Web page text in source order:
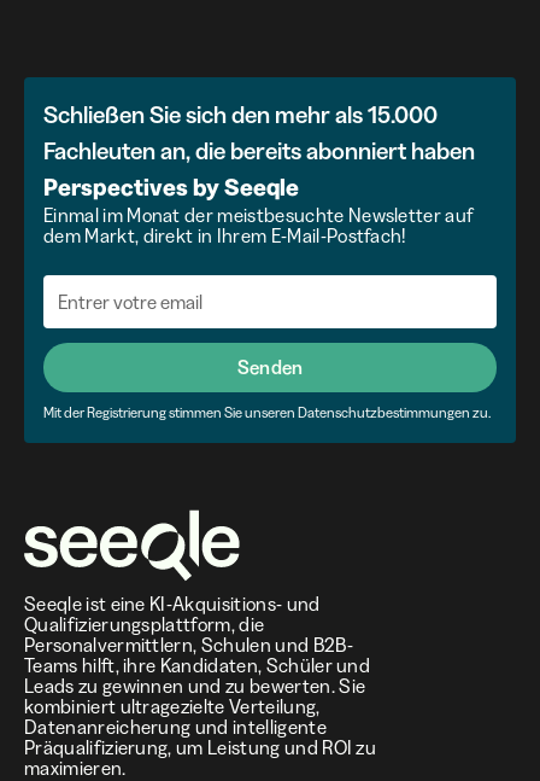
Schließen Sie sich den mehr als 15.000
Fachleuten an, die bereits abonniert haben
PerspectivesbySeeqle
Einmal im Monat der meistbesuchte Newsletter auf
dem Markt, direkt in Ihrem E-Mail-Postfach!
Senden
Mit der Registrierung stimmen Sie unseren Datenschutzbestimmungen zu.
Seeqle ist eine KI-Akquisitions- und
Qualifizierungsplattform, die
Personalvermittlern, Schulen und B2B-
Teams hilft, ihre Kandidaten, Schüler und
Leads zu gewinnen und zu bewerten. Sie
kombiniert ultragezielte Verteilung,
Datenanreicherung und intelligente
Präqualifizierung, um Leistung und ROI zu
maximieren.